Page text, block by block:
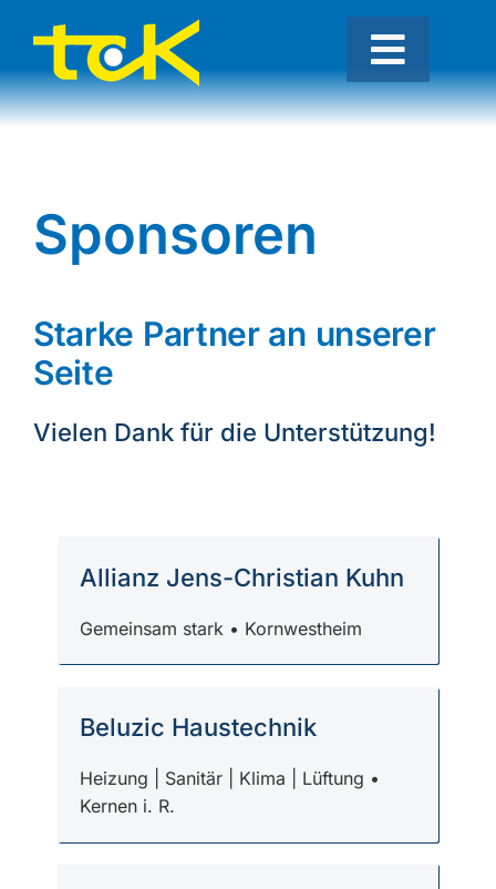
content
Toggle
Unser Angebot
Freiplätze
Sponsoren
Starke Partner an unserer
Seite
Vielen Dank für die Unterstützung!
Allianz Jens-Christian Kuhn
Gemeinsam stark • Kornwestheim
Beluzic Haustechnik
Heizung | Sanitär | Klima | Lüftung •
Kernen i. R.